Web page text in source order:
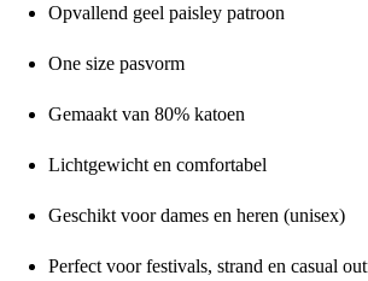
Opvallend geel paisley patroon
One size pasvorm
Gemaakt van 80% katoen
Lichtgewicht en comfortabel
Geschikt voor dames en heren (unisex)
Perfect voor festivals, strand en casual